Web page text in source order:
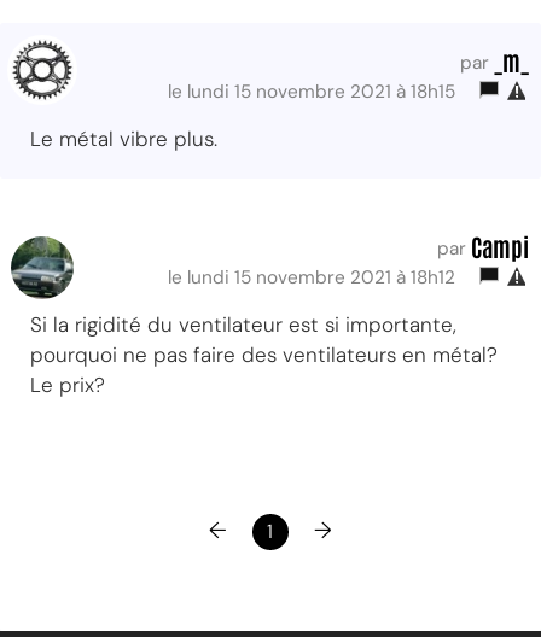
par _m_
le lundi 15 novembre 2021 à 18h15
Le métal vibre plus.
par Campi
le lundi 15 novembre 2021 à 18h12
Si la rigidité du ventilateur est si importante,
pourquoi ne pas faire des ventilateurs en métal?
Le prix?
← 1 →